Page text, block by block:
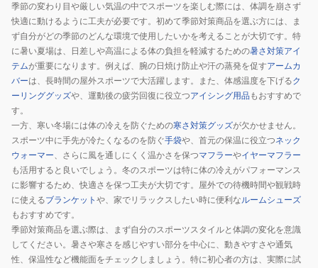
あ
っ
た
か
策
マ
ー
LAM45678NV
防
寒
通
気
性
保
温
紫
外
線
対
策
季節の変わり目や厳しい気温の中でスポーツを楽しむ際には、体調を崩さず
快適に動けるように工夫が必要です。初めて季節対策商品を選ぶ方には、ま
ず自分がどの季節のどんな環境で使用したいかを考えることが大切です。特
に暑い夏場は、日差しや高温による体の負担を軽減するための暑さ対策アイ
テムが重要になります。例えば、腕の日焼け防止や汗の蒸発を促すアームカ
バーは、長時間の屋外スポーツで大活躍します。また、体感温度を下げるク
ーリンググッズや、運動後の疲労回復に役立つアイシング用品もおすすめで
す。
一方、寒い冬場には体の冷えを防ぐための寒さ対策グッズが欠かせません。
スポーツ中に手先が冷たくなるのを防ぐ手袋や、首元の保温に役立つネック
ウォーマー、さらに風を通しにくく温かさを保つマフラーやイヤーマフラー
も活用すると良いでしょう。冬のスポーツは特に体の冷えがパフォーマンス
に影響するため、快適さを保つ工夫が大切です。屋外での待機時間や観戦時
に使えるブランケット や、家でリラックスしたい時に便利なルームシューズ
もおすすめです。
季節対策商品を選ぶ際は、まず自分のスポーツスタイルと体調の変化を意識
してください。暑さや寒さを感じやすい部分を中心に、動きやすさや通気
性、保温性など機能面をチェックしましょう。特に初心者の方は、実際に試